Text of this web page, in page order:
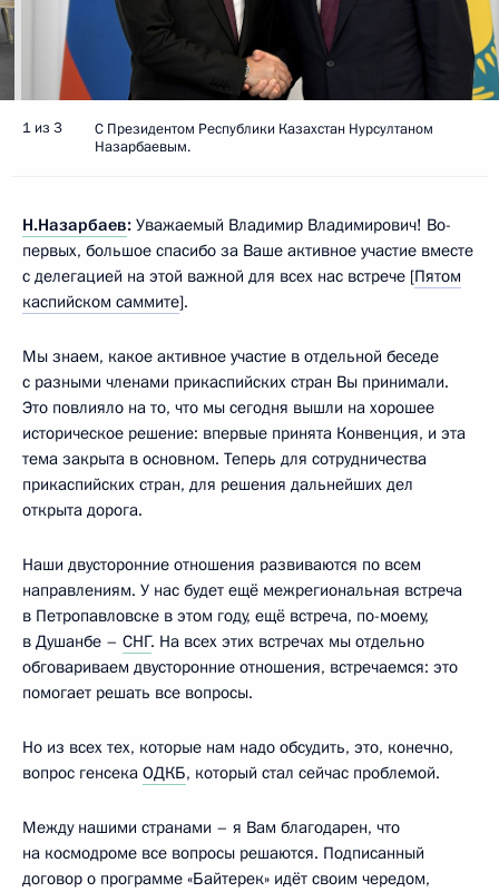
1 из 3
С Президентом Республики Казахстан Нурсултаном
Назарбаевым.
Н.Назарбаев: Уважаемый Владимир Владимирович! Во-
первых, большое спасибо за Ваше активное участие вместе
с делегацией на этой важной для всех нас встрече [Пятом
каспийском саммите].
Мы знаем, какое активное участие в отдельной беседе
с разными членами прикаспийских стран Вы принимали.
Это повлияло на то, что мы сегодня вышли на хорошее
историческое решение: впервые принята Конвенция, и эта
тема закрыта в основном. Теперь для сотрудничества
прикаспийских стран, для решения дальнейших дел
открыта дорога.
Наши двусторонние отношения развиваются по всем
направлениям. У нас будет ещё межрегиональная встреча
в Петропавловске в этом году, ещё встреча, по-моему,
в Душанбе – СНГ. На всех этих встречах мы отдельно
обговариваем двусторонние отношения, встречаемся: это
помогает решать все вопросы.
Но из всех тех, которые нам надо обсудить, это, конечно,
вопрос генсека ОДКБ, который стал сейчас проблемой.
Между нашими странами – я Вам благодарен, что
на космодроме все вопросы решаются. Подписанный
договор о программе «Байтерек» идёт своим чередом,